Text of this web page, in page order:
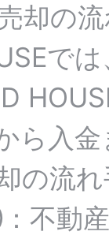
却の
で
ら入
の流
不動